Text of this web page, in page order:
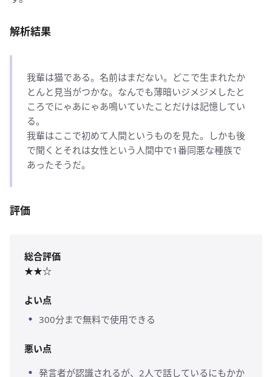
解析結果
我輩は猫である。名前はまだない。どこで生まれたか
とんと見当がつかな。なんでも薄暗いジメジメしたと
ころでにゃあにゃあ鳴いていたことだけは記憶してい
る。
我輩はここで初めて人間というものを見た。しかも後
で聞くとそれは女性という人間中で1番同悪な種族で
あったそうだ。
評価
総合評価
★★☆
よい点
300分まで無料で使用できる
悪い点
発言者が認識されるが、2人で話しているにもかか